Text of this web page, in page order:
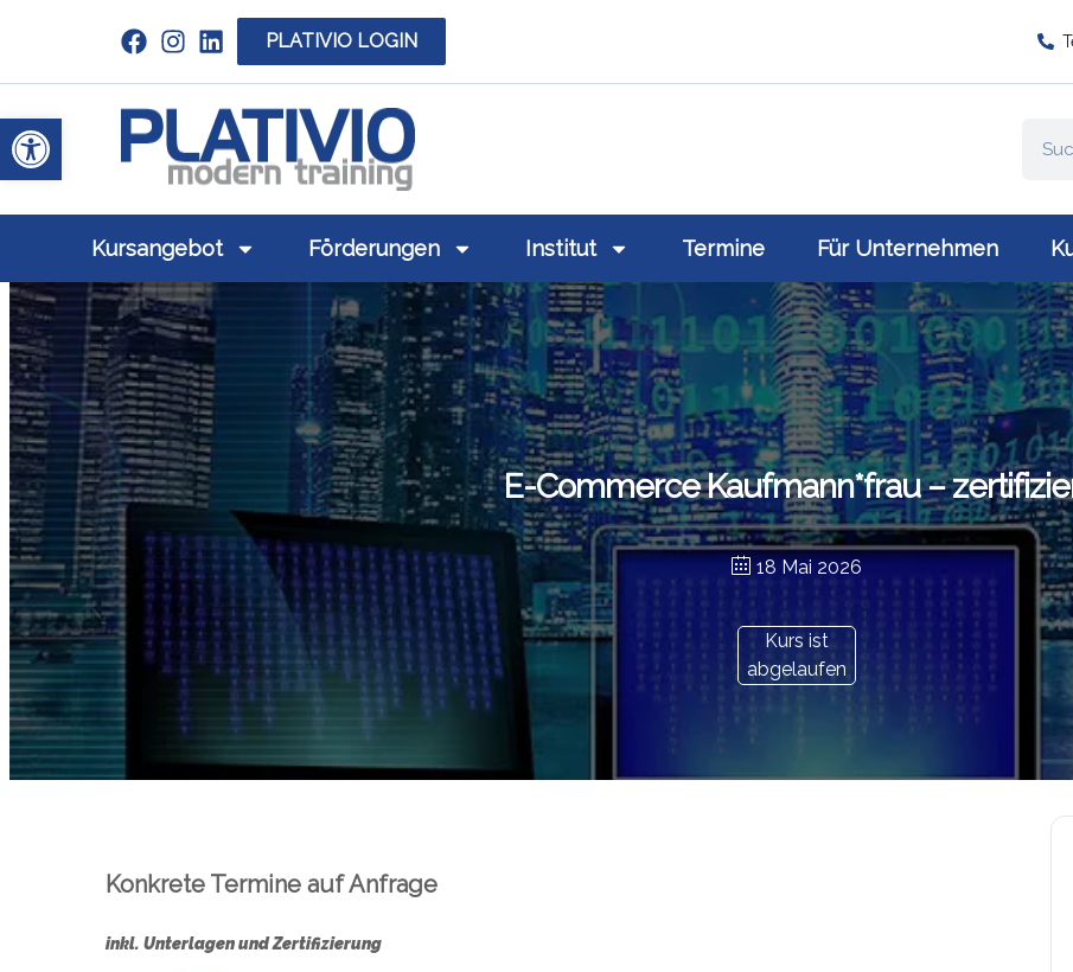
Werkzeugleiste öffnen
Link zu https://www.linkedin.com/company/plativio-modern-training-gmbh/
PLATIVIO LOGIN
Link zu https://www.plativio.at
Kursangebot Förderungen Institut Termine Für Unternehmen
E-Commerce Kaufmann*frau –
18 Mai 2026
Kurs ist
abgelaufen
Konkrete Termine auf Anfrage
inkl. Unterlagen und Zertifizierung